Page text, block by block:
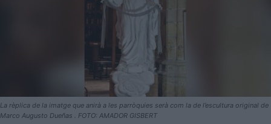
La rèplica de la imatge que anirà a les parròquies serà com la de l’escultura original de
Marco Augusto Dueñas . FOTO: AMADOR GISBERT